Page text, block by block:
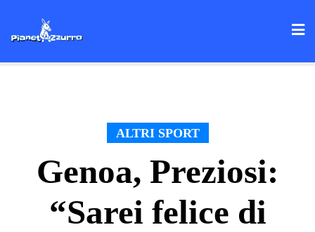
ALTRI SPORT
Genoa, Preziosi:
“Sarei felice di